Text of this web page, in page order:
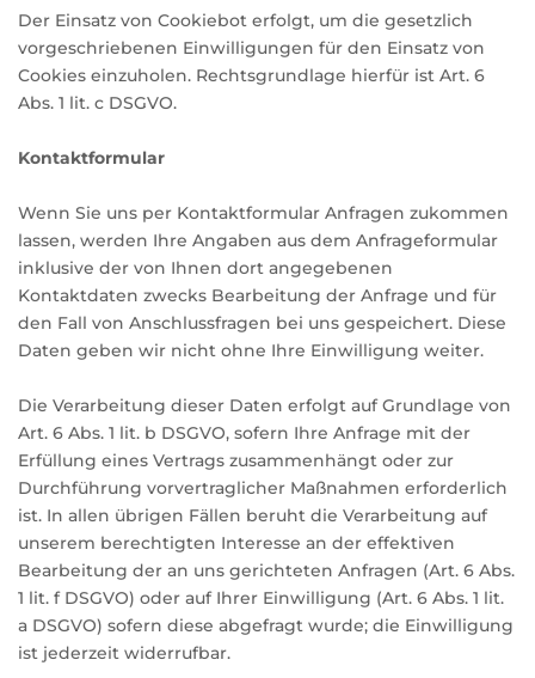
Der Einsatz von Cookiebot erfolgt, um die gesetzlich
vorgeschriebenen Einwilligungen für den Einsatz von
Cookies einzuholen. Rechtsgrundlage hierfür ist Art. 6
Abs. 1 lit. c DSGVO.
Kontaktformular
Wenn Sie uns per Kontaktformular Anfragen zukommen
lassen, werden Ihre Angaben aus dem Anfrageformular
inklusive der von Ihnen dort angegebenen
Kontaktdaten zwecks Bearbeitung der Anfrage und für
den Fall von Anschlussfragen bei uns gespeichert. Diese
Daten geben wir nicht ohne Ihre Einwilligung weiter.
Die Verarbeitung dieser Daten erfolgt auf Grundlage von
Art. 6 Abs. 1 lit. b DSGVO, sofern Ihre Anfrage mit der
Erfüllung eines Vertrags zusammenhängt oder zur
Durchführung vorvertraglicher Maßnahmen erforderlich
ist. In allen übrigen Fällen beruht die Verarbeitung auf
unserem berechtigten Interesse an der effektiven
Bearbeitung der an uns gerichteten Anfragen (Art. 6 Abs.
1 lit. f DSGVO) oder auf Ihrer Einwilligung (Art. 6 Abs. 1 lit.
a DSGVO) sofern diese abgefragt wurde; die Einwilligung
ist jederzeit widerrufbar.